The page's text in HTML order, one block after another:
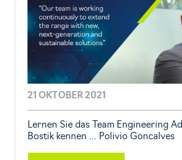
21 OKTOBER 2021
Lernen Sie das Team Engineering
Bostik kennen ... Polivio Goncalves